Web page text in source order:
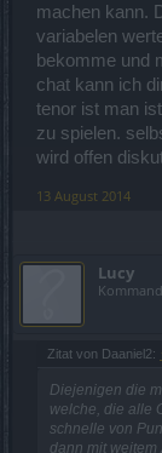
machen kann.
variabelen
bekomme und
chat kann ich
tenor ist man
zu spielen.
wird offen
13 August 2014
Lucy
Zitat von Daaniel2:
Diejenigen die
welche, die alle
schnelle von
dann mit